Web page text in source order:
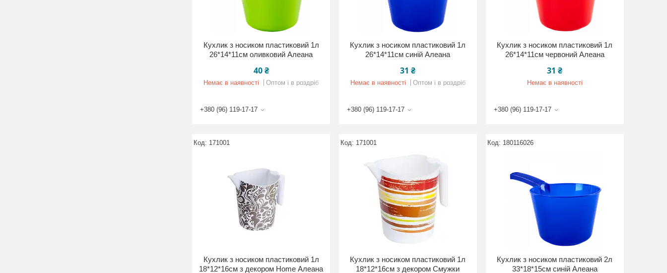
Кухлик з носиком пластиковий 1л
26*14*11см оливковий Алеана
40 ₴
Немає в наявності Оптом і в роздріб
+380 (96) 119-17-17
Кухлик з носиком пластиковий 1л
26*14*11см синій Алеана
31 ₴
Немає в наявності Оптом і в роздріб
+380 (96) 119-17-17
Кухлик з носиком пластиковий 1л
26*14*11см червоний Алеана
31 ₴
Немає в наявності
+380 (96) 119-17-17
171001
Кухлик з носиком пластиковий 1л
18*12*16см з декором Home Алеана
171001
Кухлик з носиком пластиковий 1л
18*12*16см з декором Смужки
180116026
Кухлик з носиком пластиковий 2л
33*18*15см синій Алеана